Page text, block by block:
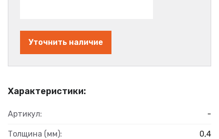
Характеристики:
Артикул: -
Толщина (мм): 0,4
Уточнить наличие